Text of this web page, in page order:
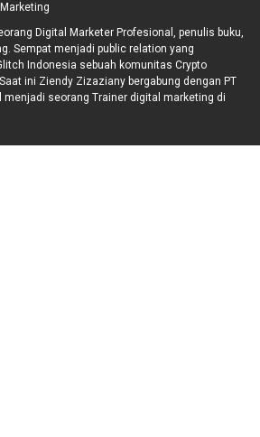
Digital Marketer Profesional, penulis buku,
Sempat menjadi public relation yang
Indonesia sebuah komunitas Crypto
ini Ziendy Zizaziany bergabung dengan PT
menjadi seorang Trainer digital marketing di